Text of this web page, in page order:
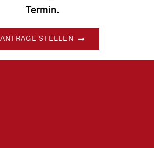
Termin.
ANFRAGE STELLEN